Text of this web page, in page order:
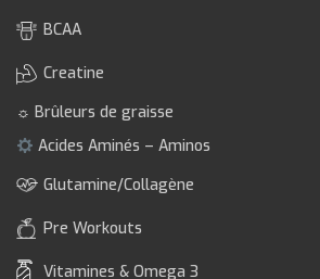
BCAA
Creatine
☼ Brûleurs de graisse
Acides Aminés – Aminos
Glutamine/Collagène
Pre Workouts
Vitamines & Omega 3